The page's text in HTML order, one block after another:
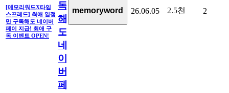
[메모리워드X타임
스프레드] 최애 일정
만 구독해도 네이버
페이 지급! 최애 구
독 이벤트 OPEN!
독
해
도
네
이
버
페
memoryword 26.06.05 2.5천 2